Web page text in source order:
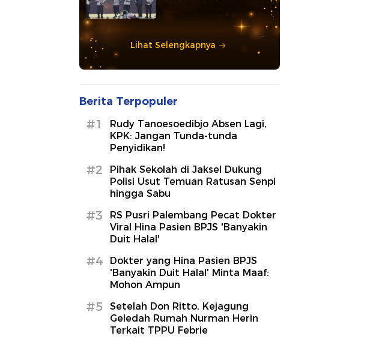
Lihat Selengkapnya
Berita Terpopuler
#1
Rudy Tanoesoedibjo Absen Lagi,
KPK: Jangan Tunda-tunda
Penyidikan!
#2
Pihak Sekolah di Jaksel Dukung
Polisi Usut Temuan Ratusan Senpi
hingga Sabu
#3
RS Pusri Palembang Pecat Dokter
Viral Hina Pasien BPJS 'Banyakin
Duit Halal'
#4
Dokter yang Hina Pasien BPJS
'Banyakin Duit Halal' Minta Maaf:
Mohon Ampun
#5
Setelah Don Ritto, Kejagung
Geledah Rumah Nurman Herin
Terkait TPPU Febrie